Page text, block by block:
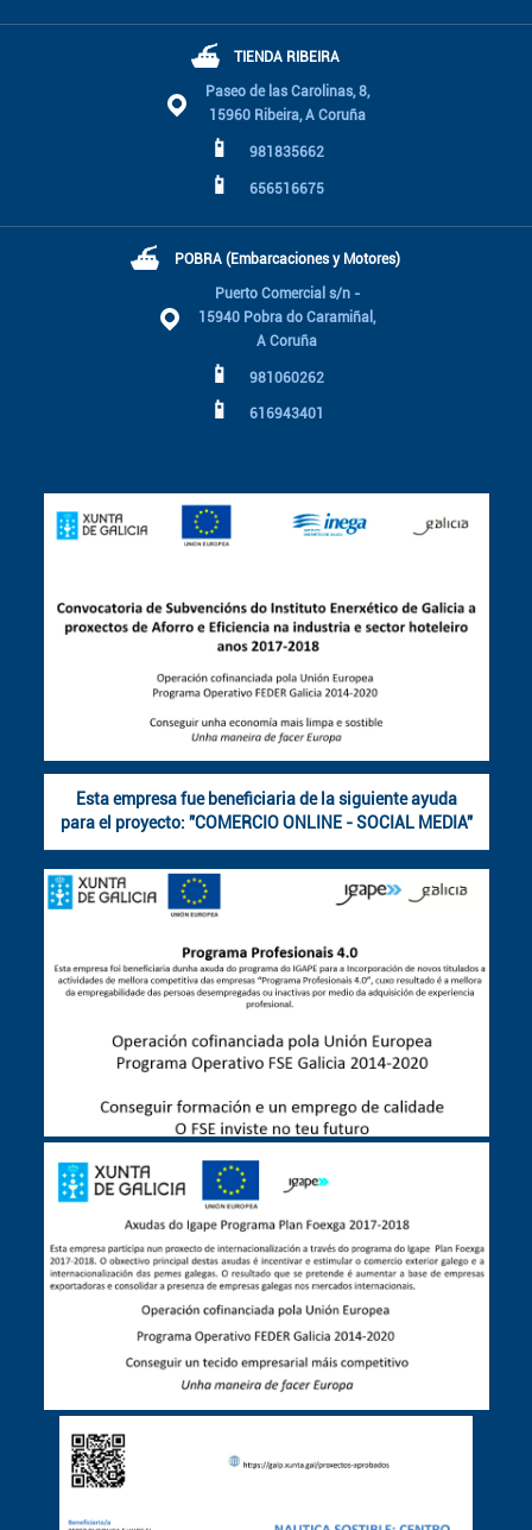
⛴ TIENDA RIBEIRA
Paseo de las Carolinas, 8,
15960 Ribeira, A Coruña
📱 981835662
📱 656516675
⛴ POBRA (Embarcaciones y Motores)
Puerto Comercial s/n -
15940 Pobra do Caramiñal,
A Coruña
📱 981060262
📱 616943401
Esta empresa fue beneficiaria de la siguiente ayuda
para el proyecto: "COMERCIO ONLINE - SOCIAL MEDIA"